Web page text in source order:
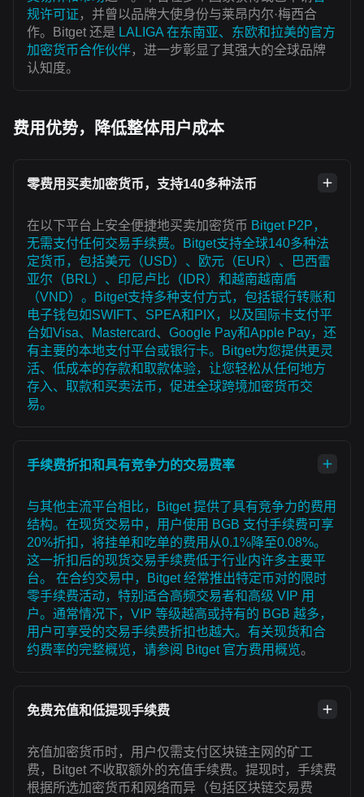
规许可证 ，并曾以品牌大使身份与莱昂内尔·梅西合
作。Bitget 还是 LALIGA 在东南亚、东欧和拉美的官方
加密货币合作伙伴，进一步彰显了其强大的全球品牌
认知度。
费用优势，降低整体用户成本
零费用买卖加密货币，支持140多种法币
在以下平台上安全便捷地买卖加密货币 Bitget P2P，
无需支付任何交易手续费。Bitget支持全球140多种法
定货币，包括美元（USD）、欧元（EUR）、巴西雷
亚尔（BRL）、印尼卢比（IDR）和越南越南盾
（VND）。Bitget支持多种支付方式，包括银行转账和
电子钱包如SWIFT、SPEA和PIX，以及国际卡支付平
台如Visa、Mastercard、Google Pay和Apple Pay，还
有主要的本地支付平台或银行卡。Bitget为您提供更灵
活、低成本的存款和取款体验，让您轻松从任何地方
存入、取款和买卖法币，促进全球跨境加密货币交
易。
手续费折扣和具有竞争力的交易费率
与其他主流平台相比，Bitget 提供了具有竞争力的费用
结构。在现货交易中，用户使用 BGB 支付手续费可享
20%折扣，将挂单和吃单的费用从0.1%降至0.08%。
这一折扣后的现货交易手续费低于行业内许多主要平
台。 在合约交易中，Bitget 经常推出特定币对的限时
零手续费活动，特别适合高频交易者和高级 VIP 用
户。通常情况下，VIP 等级越高或持有的 BGB 越多，
用户可享受的交易手续费折扣也越大。有关现货和合
约费率的完整概览，请参阅 Bitget 官方费用概览。
免费充值和低提现手续费
充值加密货币时，用户仅需支付区块链主网的矿工
费，Bitget 不收取额外的充值手续费。提现时，手续费
根据所选加密货币和网络而异（包括区块链交易费